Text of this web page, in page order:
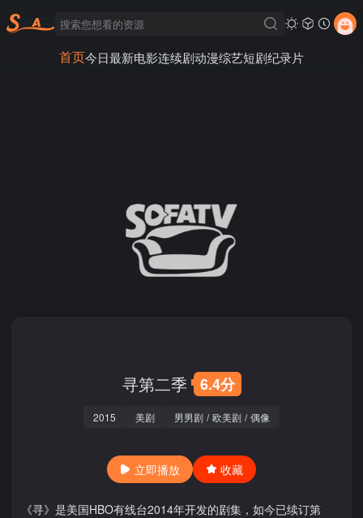
首页今日最新电影连续剧动漫综艺短剧纪录片
寻第二季 6.4分
2015 美剧 男男剧 / 欧美剧 / 偶像
立即播放 收藏
《寻》是美国HBO有线台2014年开发的剧集，如今已续订第